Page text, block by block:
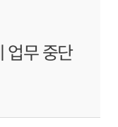
업무 중단